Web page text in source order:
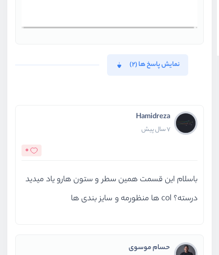
نمایش پاسخ ها (2)
Hamidreza
7 سال پیش
0
باسلام این قسمت همین سطر و ستون هارو یاد میدید
درسته؟ col ها منظورمه و سایز بندی ها
حسام موسوی